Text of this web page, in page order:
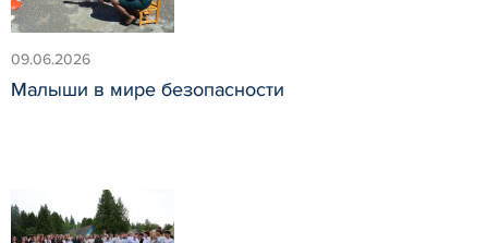
09.06.2026
Малыши в мире безопасности